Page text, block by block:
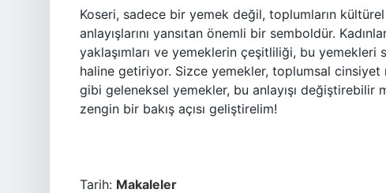
Koseri, sadece bir yemek değil, toplumların
anlayışlarını yansıtan önemli bir semboldür.
yaklaşımları ve yemeklerin çeşitliliği, bu
haline getiriyor. Sizce yemekler, toplumsal cinsiyet
gibi geleneksel yemekler, bu anlayışı
zengin bir bakış açısı geliştirelim!
Tarih: Makaleler